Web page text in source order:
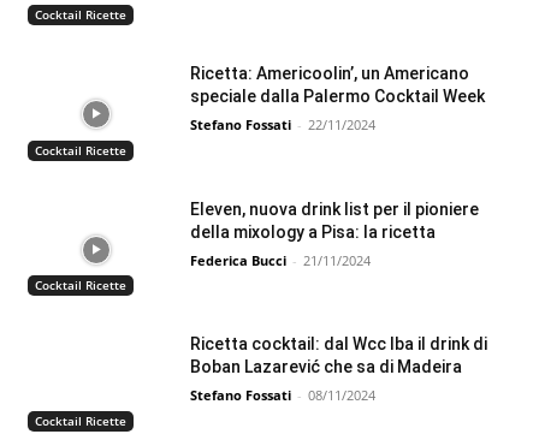
Cocktail Ricette
Cocktail Ricette
Ricetta: Americoolin’, un Americano
speciale dalla Palermo Cocktail Week
Stefano Fossati - 22/11/2024
Cocktail Ricette
Eleven, nuova drink list per il pioniere
della mixology a Pisa: la ricetta
Federica Bucci - 21/11/2024
Cocktail Ricette
Ricetta cocktail: dal Wcc Iba il drink di
Boban Lazarević che sa di Madeira
Stefano Fossati - 08/11/2024